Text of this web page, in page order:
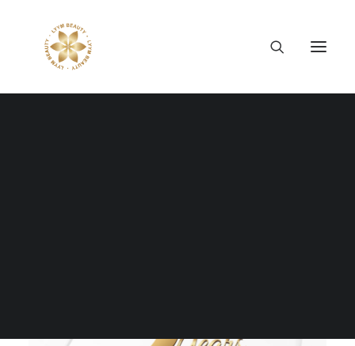
LYYM Beauty
と、女性の自立性を強調しながら、ベトナムと日本、そ
して世界を結ぶ先駆的なビジョンについて。
在です。単なるブランドにとどまらず、使命を持った企